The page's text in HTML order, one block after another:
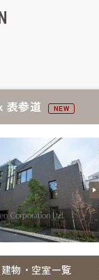
表参道 NEW
建物・空室一覧